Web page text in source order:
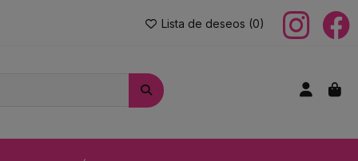
Lista de deseos (0)